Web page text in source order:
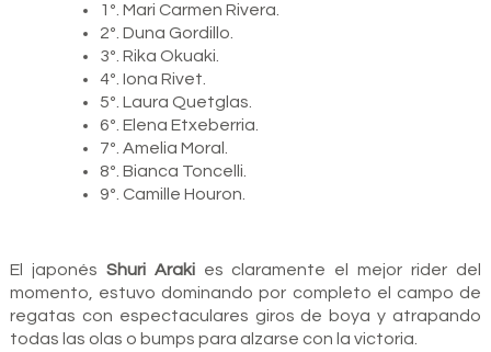
1º. Mari Carmen Rivera.
2º. Duna Gordillo.
3º. Rika Okuaki.
4º. Iona Rivet.
5º. Laura Quetglas.
6º. Elena Etxeberria.
7º. Amelia Moral.
8º. Bianca Toncelli.
9º. Camille Houron.
El japonés Shuri Araki es claramente el mejor rider del
momento, estuvo dominando por completo el campo de
regatas con espectaculares giros de boya y atrapando
todas las olas o bumps para alzarse con la victoria.